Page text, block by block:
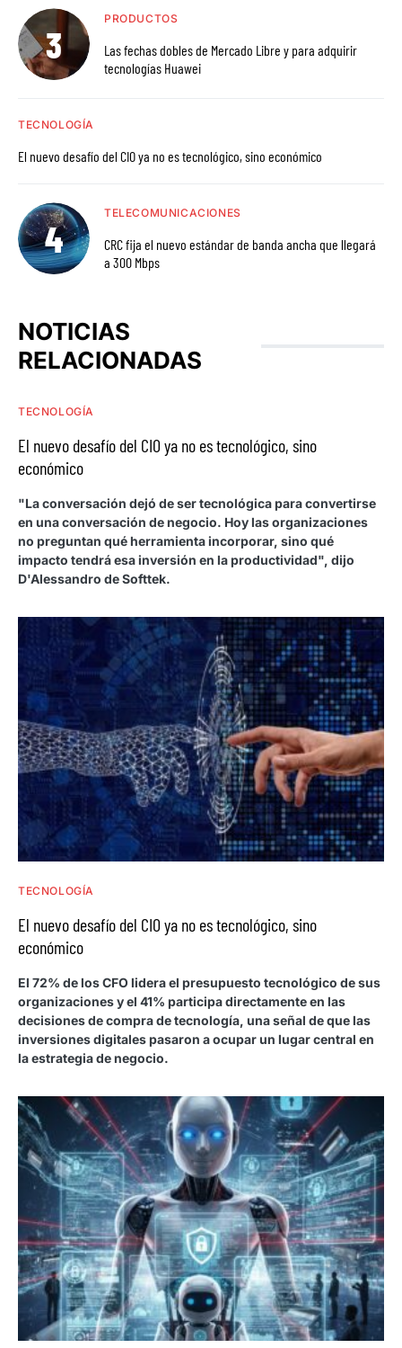
PRODUCTOS
Las fechas dobles de Mercado Libre y para adquirir
tecnologías Huawei
TECNOLOGÍA
El nuevo desafío del CIO ya no es tecnológico, sino económico
TELECOMUNICACIONES
CRC fija el nuevo estándar de banda ancha que llegará
a 300 Mbps
NOTICIAS
RELACIONADAS
TECNOLOGÍA
El nuevo desafío del CIO ya no es tecnológico, sino
económico
"La conversación dejó de ser tecnológica para convertirse
en una conversación de negocio. Hoy las organizaciones
no preguntan qué herramienta incorporar, sino qué
impacto tendrá esa inversión en la productividad", dijo
D'Alessandro de Softtek.
TECNOLOGÍA
El nuevo desafío del CIO ya no es tecnológico, sino
económico
El 72% de los CFO lidera el presupuesto tecnológico de sus
organizaciones y el 41% participa directamente en las
decisiones de compra de tecnología, una señal de que las
inversiones digitales pasaron a ocupar un lugar central en
la estrategia de negocio.